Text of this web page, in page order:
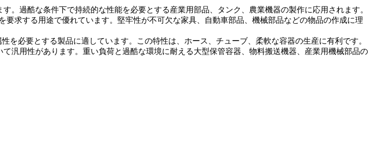
。過酷な条件下で持続的な性能を必要とする産業用部品、タンク、農業機器の製作に応用されます。
要求する用途で優れています。堅牢性が不可欠な家具、自動車部品、機械部品などの物品の作成に理
を必要とする製品に適しています。この特性は、ホース、チューブ、柔軟な容器の生産に有利です。
汎用性があります。重い負荷と過酷な環境に耐える大型保管容器、物料搬送機器、産業用機械部品の